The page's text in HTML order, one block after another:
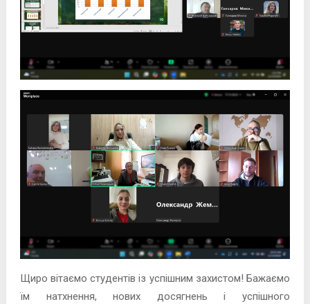
Щиро вітаємо студентів із успішним захистом! Бажаємо
їм натхнення, нових досягнень і успішного